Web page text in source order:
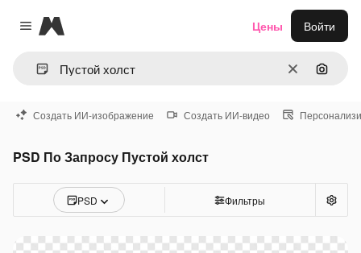
Close menu
Magnific
ОчиститьПоиск
Цены Войти
Создать ИИ-изображение Создать ИИ-видео
PSD По Запросу Пустой холст
PSD Фильтры